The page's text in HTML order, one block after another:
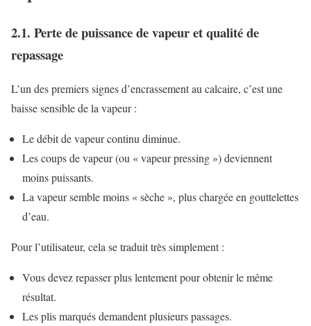
2.1. Perte de puissance de vapeur et qualité de
repassage
L’un des premiers signes d’encrassement au calcaire, c’est une
baisse sensible de la vapeur :
Le débit de vapeur continu diminue.
Les coups de vapeur (ou « vapeur pressing ») deviennent
moins puissants.
La vapeur semble moins « sèche », plus chargée en gouttelettes
d’eau.
Pour l’utilisateur, cela se traduit très simplement :
Vous devez repasser plus lentement pour obtenir le même
résultat.
Les plis marqués demandent plusieurs passages.